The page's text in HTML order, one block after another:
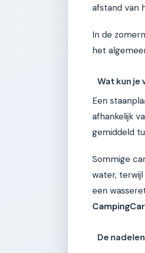
afstand van
In de
het
Wat kun
Een
afhankelijk
gemiddeld
Sommige
water,
een
De nadelen